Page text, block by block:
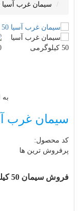
سیمان غرب آسیا 50 کیلوگرمی
سیمان غرب آسیا 50
کد محصول:
پرفروش ترین ها
فروش سیمان 50 کیلویی غرب آسیا در مشهد